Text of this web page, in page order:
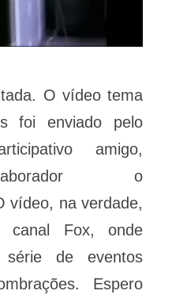
O vídeo tema
foi enviado pelo
amigo,
o
na verdade,
Fox, onde
de eventos
Espero